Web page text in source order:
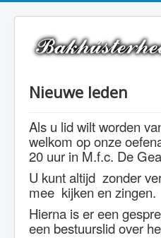
Nieuwe leden
Als u lid wilt worden
welkom op onze
20 uur in M.f.c. De
U kunt altijd zonder
mee kijken en zingen.
Hierna is er een
een bestuurslid over